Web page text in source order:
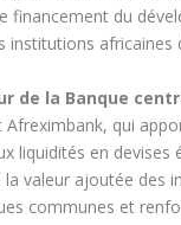
financement du
africaines
de la Banque
qui
liquidités en
valeur ajoutée
communes et